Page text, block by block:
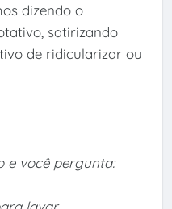
dizendo o
satirizando
de ridicularizar ou
e você pergunta: